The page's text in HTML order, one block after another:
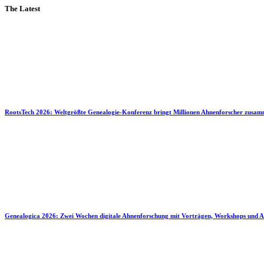
The Latest
RootsTech 2026: Weltgrößte Genealogie-Konferenz bringt Millionen Ahnenforscher
Genealogica 2026: Zwei Wochen digitale Ahnenforschung mit Vorträgen, Workshops und